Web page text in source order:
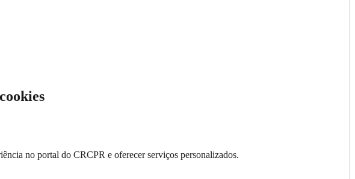
no portal do CRCPR e oferecer serviços personalizados.